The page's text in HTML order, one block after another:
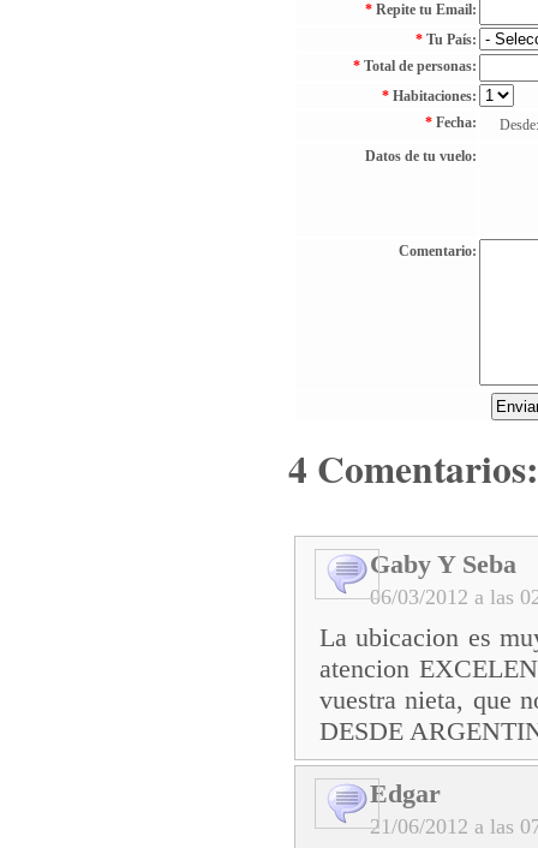
* Repite tu Email:
* Tu País:
* Total de personas:
* Habitaciones:
* Fecha:
Desde:
Datos de tu vuelo:
Comentario:
4 Comentarios:
Gaby Y Seba
06/03/2012 a las
La ubicacion es
atencion
vuestra nieta, que
DESDE
Edgar
21/06/2012 a las